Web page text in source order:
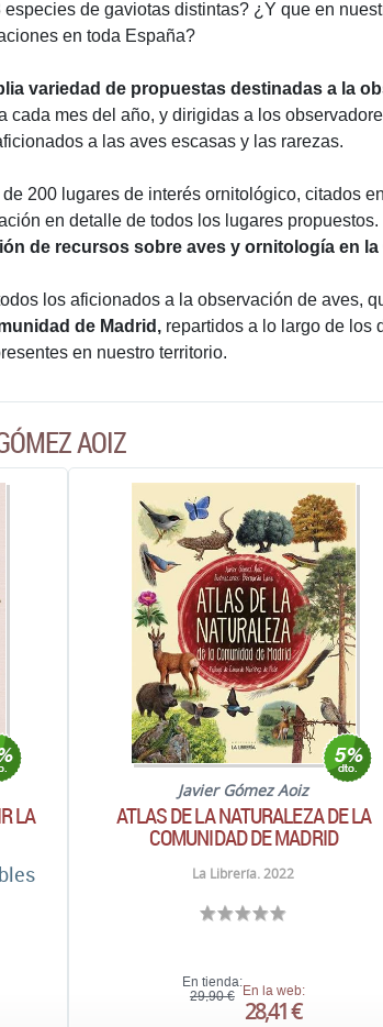
de gaviotas distintas? ¿Y que en
en toda España?
variedad de propuestas destinadas a la
cada mes del año, y dirigidas a los
a las aves escasas y las rarezas.
200 lugares de interés ornitológico, citados
en detalle de todos los lugares
de recursos sobre aves y ornitología en
los aficionados a la observación de aves,
de Madrid, repartidos a lo largo de los
en nuestro territorio.
AOIZ
LA
Javier Gómez Aoiz
ATLAS DE LA NATURALEZA DE LA
COMUNIDAD DE MADRID
La Librería. 2022
En tienda:
29,90 € En la web:
28,41 €